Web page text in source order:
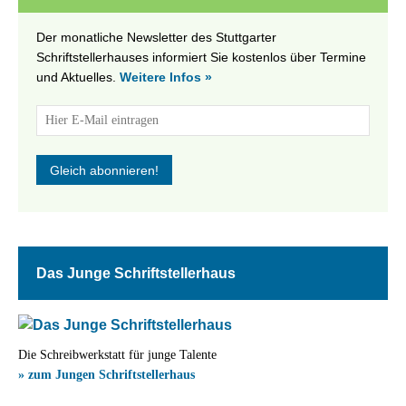
Der monatliche Newsletter des Stuttgarter
Schriftstellerhauses informiert Sie kostenlos über Termine
und Aktuelles. Weitere Infos »
Das Junge Schriftstellerhaus
Die Schreibwerkstatt für junge Talente
» zum Jungen Schriftstellerhaus